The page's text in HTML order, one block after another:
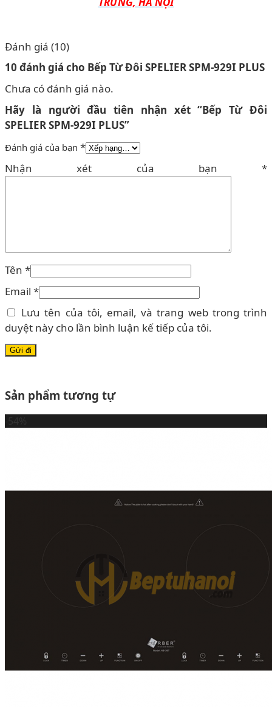
Đánh giá (10)
10 đánh giá cho Bếp Từ Đôi SPELIER SPM-929I PLUS
Chưa có đánh giá nào.
Hãy là người đầu tiên nhận xét “Bếp Từ Đôi
SPELIER SPM-929I PLUS”
Đánh giá của bạn *
Nhận xét của bạn *
Tên *
Email *
Lưu tên của tôi, email, và trang web trong trình
duyệt này cho lần bình luận kế tiếp của tôi.
Sản phẩm tương tự